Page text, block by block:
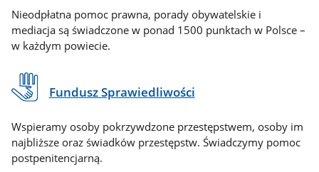
Nieodpłatna pomoc prawna, porady obywatelskie i
mediacja są świadczone w ponad 1500 punktach w Polsce –
w każdym powiecie.
Fundusz Sprawiedliwości
Wspieramy osoby pokrzywdzone przestępstwem, osoby im
najbliższe oraz świadków przestępstw. Świadczymy pomoc
postpenitencjarną.